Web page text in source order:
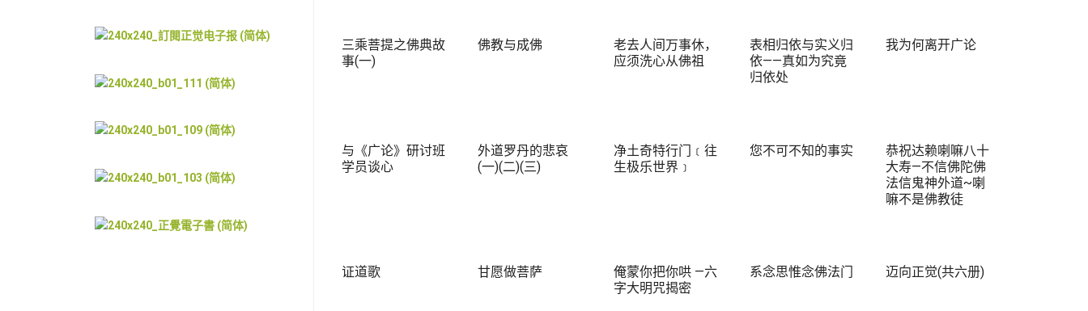
三乘菩提之佛典故
事(一)
佛教与成佛
老去人间万事休，
应须洗心从佛祖
表相归依与实义归
依——真如为究竟
归依处
我为何离开广论
与《广论》研讨班
学员谈心
外道罗丹的悲哀
(一)(二)(三)
净土奇特行门﹝往
生极乐世界﹞
您不可不知的事实
恭祝达赖喇嘛八十
大寿—不信佛陀佛
法信鬼神外道~喇
嘛不是佛教徒
证道歌 甘愿做菩萨
俺蒙你把你哄 —六
字大明咒揭密
系念思惟念佛法门 迈向正觉(共六册)